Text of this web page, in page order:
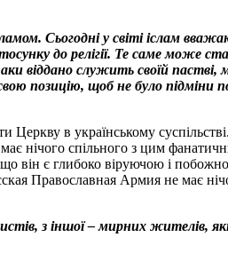
Сьогодні у світі іслам
до релігії. Те саме може
віддано служить своїй пастві,
позицію, щоб не було підміни
в українському
нічого спільного з цим
він є глибоко віруючою і
Православная Армия не має
з іншої – мирних жителів,